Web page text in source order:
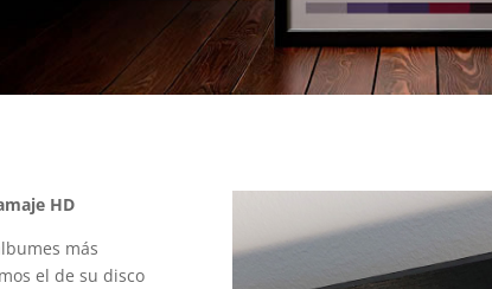
HD
más
el de su disco